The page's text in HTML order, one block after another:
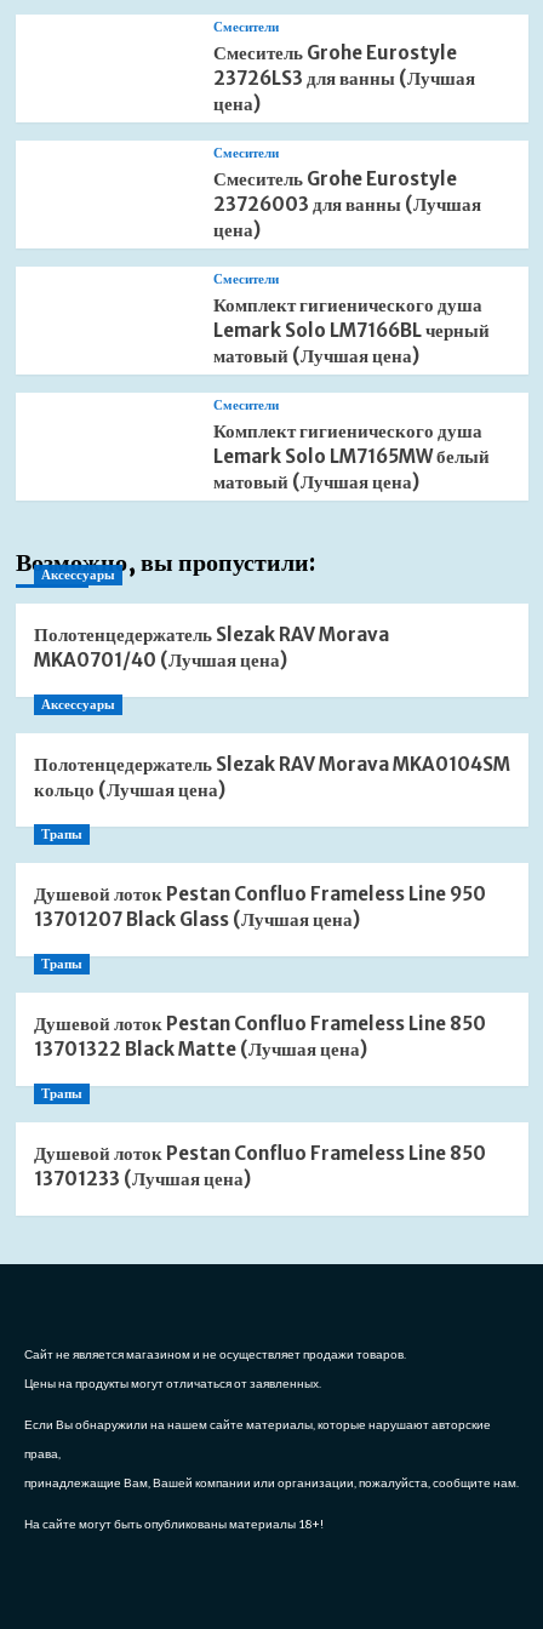
Смесители
Смеситель Grohe Eurostyle
23726LS3 для ванны (Лучшая
цена)
Смесители
Смеситель Grohe Eurostyle
23726003 для ванны (Лучшая
цена)
Смесители
Комплект гигиенического душа
Lemark Solo LM7166BL черный
матовый (Лучшая цена)
Смесители
Комплект гигиенического душа
Lemark Solo LM7165MW белый
матовый (Лучшая цена)
Возможно, вы пропустили:
Аксессуары
Полотенцедержатель Slezak RAV Morava
MKA0701/40 (Лучшая цена)
Аксессуары
Полотенцедержатель Slezak RAV Morava MKA0104SM
кольцо (Лучшая цена)
Трапы
Душевой лоток Pestan Confluo Frameless Line 950
13701207 Black Glass (Лучшая цена)
Трапы
Душевой лоток Pestan Confluo Frameless Line 850
13701322 Black Matte (Лучшая цена)
Трапы
Душевой лоток Pestan Confluo Frameless Line 850
13701233 (Лучшая цена)
Сайт не является магазином и не осуществляет продажи товаров.
Цены на продукты могут отличаться от заявленных.
Если Вы обнаружили на нашем сайте материалы, которые нарушают авторские
права,
принадлежащие Вам, Вашей компании или организации, пожалуйста, сообщите нам.
На сайте могут быть опубликованы материалы 18+!